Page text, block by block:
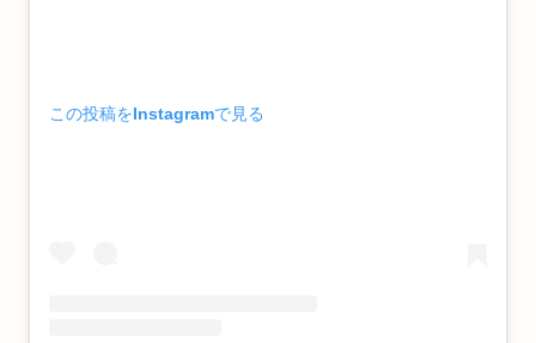
この投稿をInstagramで見る